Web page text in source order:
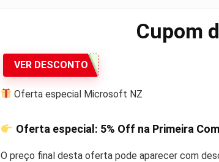
Cupom
VER DESCONTO
Oferta especial Microsoft NZ
Oferta especial: 5% Off na Primeira
O preço final desta oferta pode aparecer com